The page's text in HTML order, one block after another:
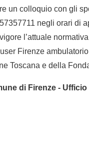
un colloquio con gli
negli orari di
l’attuale
Firenze
Toscana e della
di Firenze - Ufficio